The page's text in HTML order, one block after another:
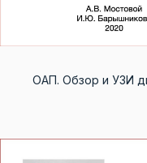
ОАП. Обзор и УЗИ